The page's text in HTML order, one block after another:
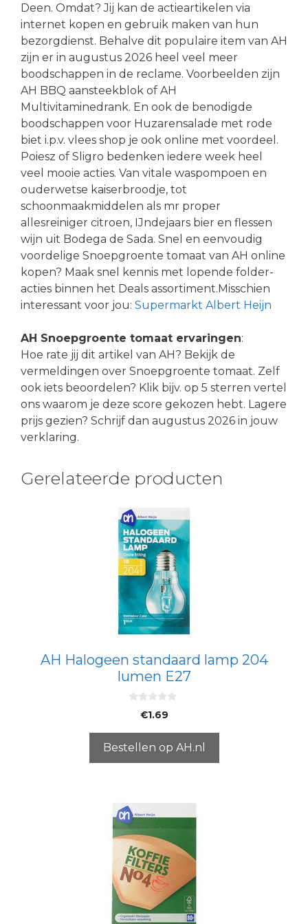
Deen. Omdat? Jij kan de actieartikelen via
internet kopen en gebruik maken van hun
bezorgdienst. Behalve dit populaire item van AH
zijn er in augustus 2026 heel veel meer
boodschappen in de reclame. Voorbeelden zijn
AH BBQ aansteekblok of AH
Multivitaminedrank. En ook de benodigde
boodschappen voor Huzarensalade met rode
biet i.p.v. vlees shop je ook online met voordeel.
Poiesz of Sligro bedenken iedere week heel
veel mooie acties. Van vitale waspompoen en
ouderwetse kaiserbroodje, tot
schoonmaakmiddelen als mr proper
allesreiniger citroen, IJndejaars bier en flessen
wijn uit Bodega de Sada. Snel en eenvoudig
voordelige Snoepgroente tomaat van AH online
kopen? Maak snel kennis met lopende folder-
acties binnen het Deals assortiment.Misschien
interessant voor jou: Supermarkt Albert Heijn
AH Snoepgroente tomaat ervaringen:
Hoe rate jij dit artikel van AH? Bekijk de
vermeldingen over Snoepgroente tomaat. Zelf
ook iets beoordelen? Klik bijv. op 5 sterren vertel
ons waarom je deze score gekozen hebt. Lagere
prijs gezien? Schrijf dan augustus 2026 in jouw
verklaring.
Gerelateerde producten
AH Halogeen standaard lamp 204
lumen E27
5
€1.69
Bestellen op AH.nl